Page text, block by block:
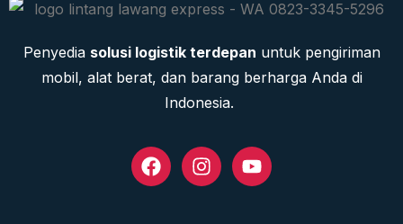
Penyedia solusi logistik terdepan untuk pengiriman
mobil, alat berat, dan barang berharga Anda di
Indonesia.